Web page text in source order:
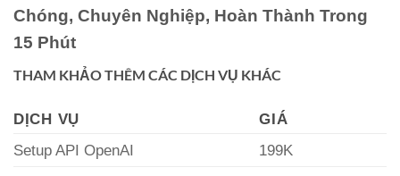
Chóng, Chuyên Nghiệp, Hoàn Thành Trong
15 Phút
THAM KHẢO THÊM CÁC DỊCH VỤ KHÁC
DỊCH VỤ
GIÁ
Setup API OpenAI
199K